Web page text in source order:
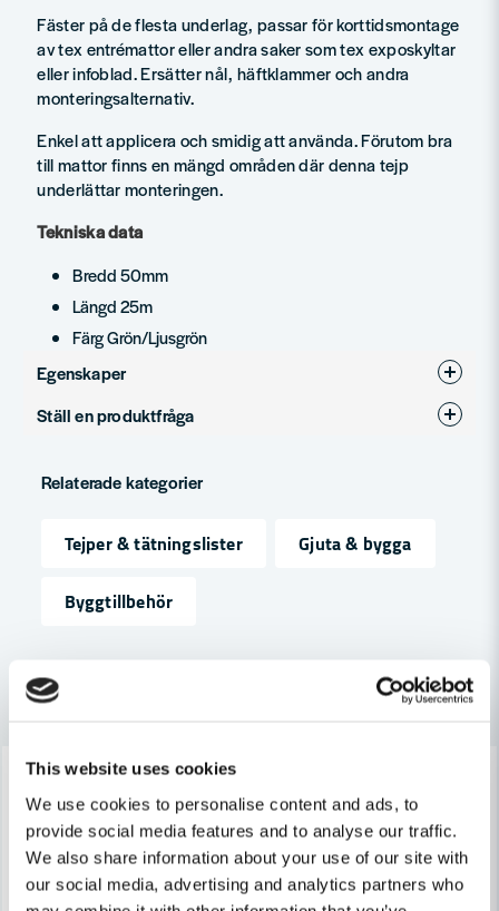
This website uses cookies
We use cookies to personalise content and ads, to
provide social media features and to analyse our traffic.
We also share information about your use of our site with
our social media, advertising and analytics partners who
Fäster på de flesta underlag, passar för korttidsmontage
av tex entrémattor eller andra saker som tex exposkyltar
eller infoblad. Ersätter nål, häftklammer och andra
monteringsalternativ.
Enkel att applicera och smidig att använda. Förutom bra
till mattor finns en mängd områden där denna tejp
underlättar monteringen.
Tekniska data
Bredd 50mm
Längd 25m
Färg Grön/Ljusgrön
Egenskaper
Produkttyp
Ställ en produktfråga
Fråga oss något om denna produkten...
Namn
Mejladress
Ja, ni får publicera min fråga
Relaterade kategorier
Tejper & tätningslister
Gjuta & bygga
Byggtillbehör
Andra produkter i kategorin
Lagerrensning upp till